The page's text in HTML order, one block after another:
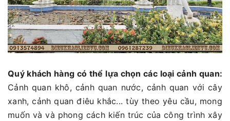
Quý khách hàng có thể lựa chọn các loại cảnh quan:
Cảnh quan khô, cảnh quan nước, cảnh quan với cây
xanh, cảnh quan điêu khắc... tùy theo yêu cầu, mong
muốn và và phong cách kiến trúc của công trình xây